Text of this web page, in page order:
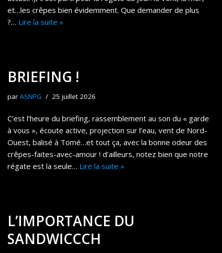
et…les crêpes bien évidemment. Que demander de plus
?… Lire la suite »
BRIEFING !
par ASNPG 25 juillet 2026
C’est l’heure du briefing, rassemblement au son du « garde
à vous », écoute active, projection sur l’eau, vent de Nord-
Ouest, balisé à Tomé…et tout ça, avec la bonne odeur des
crêpes-faites-avec-amour ! d’ailleurs, notez bien que notre
régate est la seule… Lire la suite »
L’IMPORTANCE DU
SANDWICCCH